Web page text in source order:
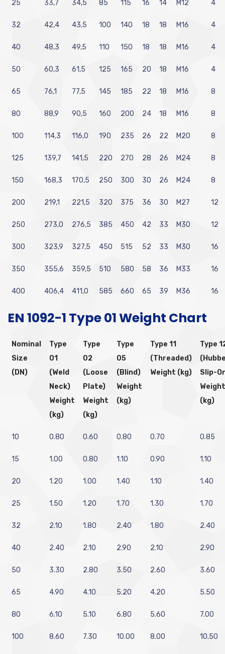
25 33,7 34,5 85 115 16 14 M12 4
32 42,4 43,5 100 140 18 18 M16 4
40 48,3 49,5 110 150 18 18 M16 4
50 60,3 61,5 125 165 20 18 M16 4
65 76,1 77,5 145 185 22 18 M16 8
80 88,9 90,5 160 200 24 18 M16 8
100 114,3 116,0 190 235 26 22 M20 8
125 139,7 141,5 220 270 28 26 M24 8
150 168,3 170,5 250 300 30 26 M24 8
200 219,1 221,5 320 375 36 30 M27 12
250 273,0 276,5 385 450 42 33 M30 12
300 323,9 327,5 450 515 52 33 M30 16
350 355,6 359,5 510 580 58 36 M33 16
400 406,4 411,0 585 660 65 39 M36 16
EN 1092-1 Type 01 Weight Chart
Nominal
Size
(DN)
Type
01
(Weld
Neck)
Weight
(kg)
Type
02
(Loose
Plate)
Weight
(kg)
Type
05
(Blind)
Weight
(kg)
Type 11
(Threaded)
Weight (kg)
Type
Slip-
Weight
(kg)
10 0.80 0.60 0.80 0.70 0.85
15 1.00 0.80 1.10 0.90 1.10
20 1.20 1.00 1.40 1.10 1.40
25 1.50 1.20 1.70 1.30 1.70
32 2.10 1.80 2.40 1.80 2.40
40 2.40 2.10 2.90 2.10 2.90
50 3.30 2.80 3.50 2.60 3.60
65 4.90 4.10 5.20 4.20 5.50
80 6.10 5.10 6.80 5.60 7.00
100 8.60 7.30 10.00 8.00 10.50